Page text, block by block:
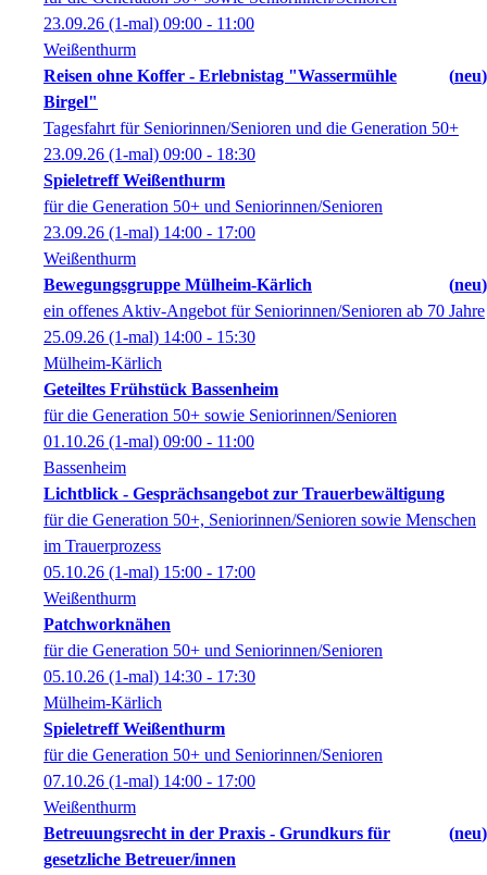
23.09.26 (1-mal) 09:00 - 11:00
Weißenthurm
Reisen ohne Koffer - Erlebnistag "Wassermühle
Birgel"
neu
Tagesfahrt für Seniorinnen/Senioren und die Generation 50+
23.09.26 (1-mal) 09:00 - 18:30
Spieletreff Weißenthurm
für die Generation 50+ und Seniorinnen/Senioren
23.09.26 (1-mal) 14:00 - 17:00
Weißenthurm
Bewegungsgruppe Mülheim-Kärlich
neu
ein offenes Aktiv-Angebot für Seniorinnen/Senioren ab 70 Jahre
25.09.26 (1-mal) 14:00 - 15:30
Mülheim-Kärlich
Geteiltes Frühstück Bassenheim
für die Generation 50+ sowie Seniorinnen/Senioren
01.10.26 (1-mal) 09:00 - 11:00
Bassenheim
Lichtblick - Gesprächsangebot zur Trauerbewältigung
für die Generation 50+, Seniorinnen/Senioren sowie Menschen
im Trauerprozess
05.10.26 (1-mal) 15:00 - 17:00
Weißenthurm
Patchworknähen
für die Generation 50+ und Seniorinnen/Senioren
05.10.26 (1-mal) 14:30 - 17:30
Mülheim-Kärlich
Spieletreff Weißenthurm
für die Generation 50+ und Seniorinnen/Senioren
07.10.26 (1-mal) 14:00 - 17:00
Weißenthurm
Betreuungsrecht in der Praxis - Grundkurs für
gesetzliche Betreuer/innen
neu